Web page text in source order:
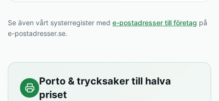
Se även vårt systerregister med e-postadresser till företag på
e-postadresser.se.
Porto & trycksaker till halva
priset